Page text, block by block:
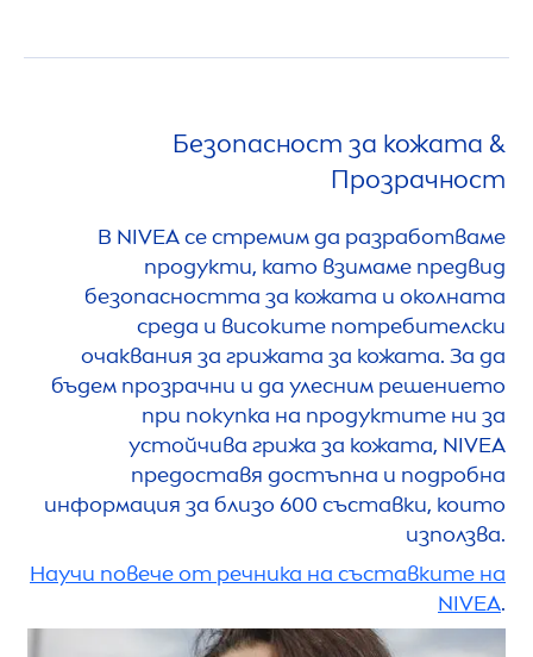
Безопасност за кожата &
Прозрачност
В NIVEAсе стремим да разработваме
продукти, като взимаме предвид
безопасността за кожата и околната
среда и високите потребителски
очаквания за грижата за кожата. За да
бъдем прозрачни и да улесним решението
при покупка на продуктите ни за
устойчива грижа за кожата, NIVEA
предоставя достъпна и подробна
информация за близо 600 съставки, които
използва.
Научи повече от речника на съставките на
NIVEA.